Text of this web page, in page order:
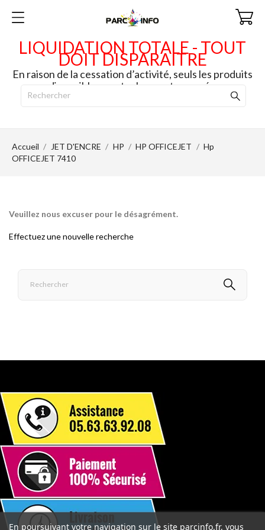
LIQUIDATION TOTALE - TOUT
DOIT DISPARAITRE
En raison de la cessation d’activité, seuls les produits
disponibles en stock seront envoyés.
Accueil JET D'ENCRE HP HP OFFICEJET
Hp
OFFICEJET 7410
Veuillez nous excuser pour le désagrément.
Effectuez une nouvelle recherche
En poursuivant votre navigation sur le site parcinfo.fr, vous